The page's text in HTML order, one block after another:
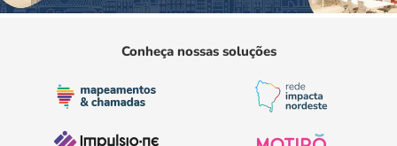
Conheça nossas soluções